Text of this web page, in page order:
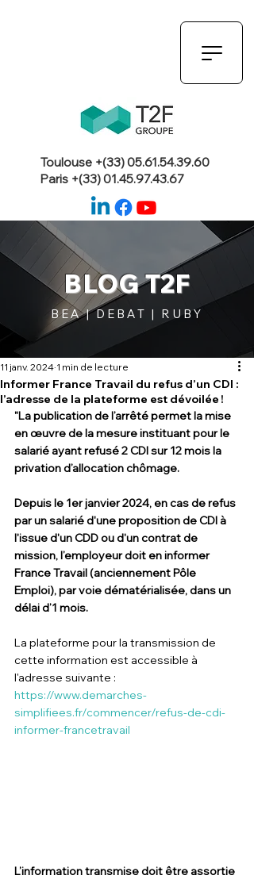
Toulouse +(33)05.61.54.39.60
Paris +(33)01.45.97.43.67
BLOG T2F
BEA | DEBAT | RUBY
Informer France Travail du refus d’un CDI :
l’adresse de la plateforme est dévoilée !
11 janv. 2024 1 min de lecture
"La publication de l’arrêté permet la mise
en œuvre de la mesure instituant pour le
salarié ayant refusé 2 CDI sur 12 mois la
privation d’allocation chômage.
Depuis le 1er janvier 2024, en cas de refus
par un salarié d'une proposition de CDI à
l'issue d'un CDD ou d'un contrat de
mission, l’employeur doit en informer
France Travail (anciennement Pôle
Emploi), par voie dématérialisée, dans un
délai d’1 mois.
La plateforme pour la transmission de
cette information est accessible à
l'adresse suivante :
https://www.demarches-
simplifiees.fr/commencer/refus-de-cdi-
informer-francetravail
L’information transmise doit être assortie